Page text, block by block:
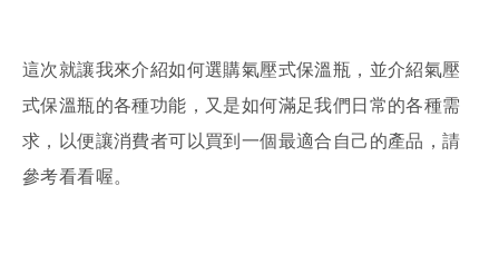
這次就讓我來介紹如何選購氣壓式保溫瓶，並介紹氣壓
式保溫瓶的各種功能，又是如何滿足我們日常的各種需
求，以便讓消費者可以買到一個最適合自己的產品，請
參考看看喔。